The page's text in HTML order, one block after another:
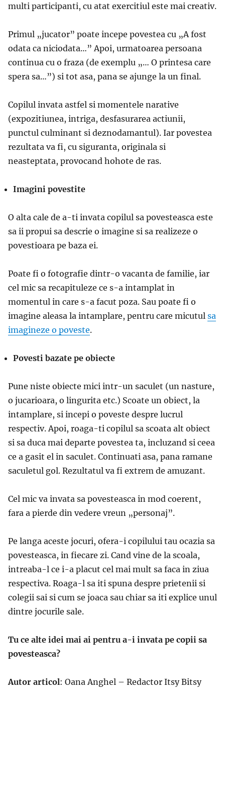
multi participanti, cu atat exercitiul este mai creativ.
Primul „jucator” poate incepe povestea cu „A fost
odata ca niciodata…” Apoi, urmatoarea persoana
continua cu o fraza (de exemplu „… O printesa care
spera sa…”) si tot asa, pana se ajunge la un final.
Copilul invata astfel si momentele narative
(expozitiunea, intriga, desfasurarea actiunii,
punctul culminant si deznodamantul). Iar povestea
rezultata va fi, cu siguranta, originala si
neasteptata, provocand hohote de ras.
Imagini povestite
O alta cale de a-ti invata copilul sa povesteasca este
sa ii propui sa descrie o imagine si sa realizeze o
povestioara pe baza ei.
Poate fi o fotografie dintr-o vacanta de familie, iar
cel mic sa recapituleze ce s-a intamplat in
momentul in care s-a facut poza. Sau poate fi o
imagine aleasa la intamplare, pentru care micutul sa
imagineze o poveste.
Povesti bazate pe obiecte
Pune niste obiecte mici intr-un saculet (un nasture,
o jucarioara, o lingurita etc.) Scoate un obiect, la
intamplare, si incepi o poveste despre lucrul
respectiv. Apoi, roaga-ti copilul sa scoata alt obiect
si sa duca mai departe povestea ta, incluzand si ceea
ce a gasit el in saculet. Continuati asa, pana ramane
saculetul gol. Rezultatul va fi extrem de amuzant.
Cel mic va invata sa povesteasca in mod coerent,
fara a pierde din vedere vreun „personaj”.
Pe langa aceste jocuri, ofera-i copilului tau ocazia sa
povesteasca, in fiecare zi. Cand vine de la scoala,
intreaba-l ce i-a placut cel mai mult sa faca in ziua
respectiva. Roaga-l sa iti spuna despre prietenii si
colegii sai si cum se joaca sau chiar sa iti explice unul
dintre jocurile sale.
Tu ce alte idei mai ai pentru a-i invata pe copii sa
povesteasca?
Autor articol: Oana Anghel – Redactor Itsy Bitsy